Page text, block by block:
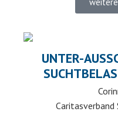
UNTER-
Caritasverband